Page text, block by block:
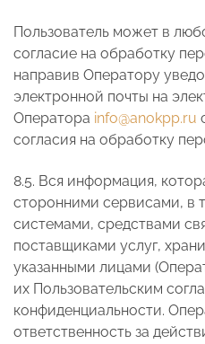
Пользователь может в
согласие на обработку
направив Оператору
электронной почты на
Оператора info@anokpp.ru
согласия на обработку
8.5. Вся информация,
сторонними сервисами, в
системами, средствами
поставщиками услуг,
указанными лицами
их Пользовательским
конфиденциальности.
ответственность за